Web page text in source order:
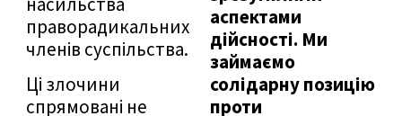
праворадикальних
членів суспільства.
Ці злочини
спрямовані не
аспектами
дійсності. Ми
займаємо
солідарну позицію
проти